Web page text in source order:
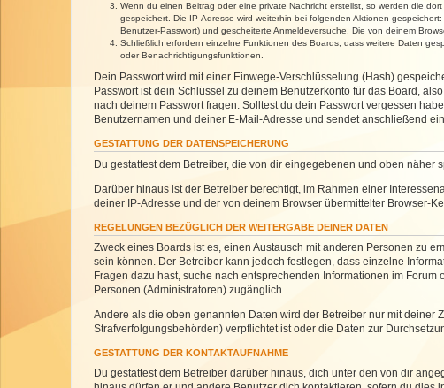
Wenn du einen Beitrag oder eine private Nachricht erstellst, so werden die
gespeichert. Die IP-Adresse wird weiterhin bei folgenden Aktionen
Benutzer-Passwort) und gescheiterte Anmeldeversuche. Die von deinem
Schließlich erfordern einzelne Funktionen des Boards, dass weitere Daten
oder Benachrichtigungsfunktionen.
Dein Passwort wird mit einer Einwege-Verschlüsselung (Hash)
Passwort ist dein Schlüssel zu deinem Benutzerkonto für das Board,
nach deinem Passwort fragen. Solltest du dein Passwort vergessen
Benutzernamen und deiner E-Mail-Adresse und sendet anschließend
GESTATTUNG DER DATENSPEICHERUNG
Du gestattest dem Betreiber, die von dir eingegebenen und oben
Darüber hinaus ist der Betreiber berechtigt, im Rahmen einer
deiner IP-Adresse und der von deinem Browser übermittelter Browser-
REGELUNGEN BEZÜGLICH DER WEITERGABE DEINER DATEN
Zweck eines Boards ist es, einen Austausch mit anderen Personen zu
sein können. Der Betreiber kann jedoch festlegen, dass einzelne
Fragen dazu hast, suche nach entsprechenden Informationen im
Personen (Administratoren) zugänglich.
Andere als die oben genannten Daten wird der Betreiber nur mit deiner
Strafverfolgungsbehörden) verpflichtet ist oder die Daten zur
GESTATTUNG DER KONTAKTAUFNAHME
Du gestattest dem Betreiber darüber hinaus, dich unter den von dir